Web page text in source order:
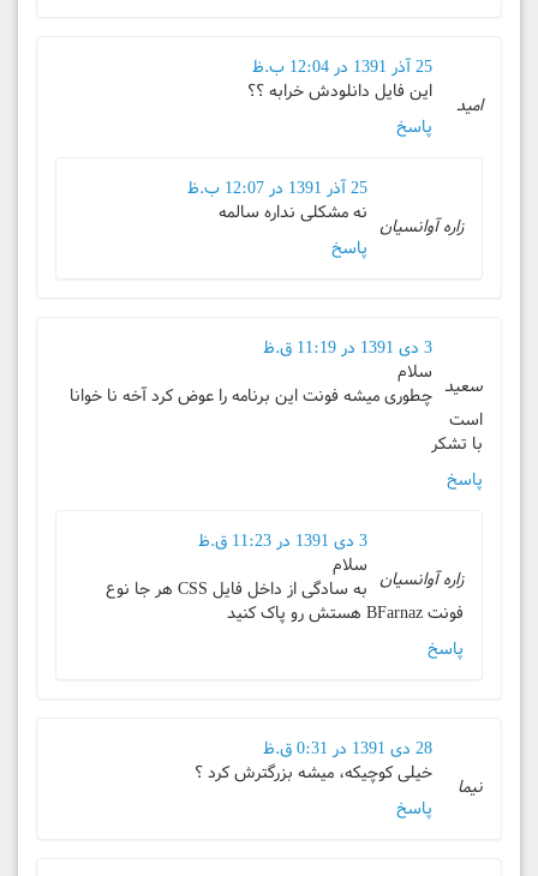
امید
25 آذر 1391 در 12:04 ب.ظ
این فایل دانلودش خرابه ؟؟
پاسخ
زاره آوانسیان
25 آذر 1391 در 12:07 ب.ظ
نه مشکلی نداره سالمه
پاسخ
سعید
3 دی 1391 در 11:19 ق.ظ
سلام
چطوری میشه فونت این برنامه را عوض کرد آخه نا خوانا
است
با تشکر
پاسخ
زاره آوانسیان
3 دی 1391 در 11:23 ق.ظ
سلام
به سادگی از داخل فایل CSS هر جا نوع
فونت BFarnaz هستش رو پاک کنید
پاسخ
نیما
28 دی 1391 در 0:31 ق.ظ
خیلی کوچیکه، میشه بزرگترش کرد ؟
پاسخ